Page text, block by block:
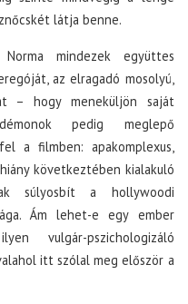
látja benne.
mindezek együttes
az elragadó mosolyú,
– hogy meneküljön saját
pedig meglepő
a filmben: apakomplexus,
következtében kialakuló
súlyosbít a hollywoodi
Ám lehet-e egy ember
vulgár-pszichologizáló
itt szólal meg először a